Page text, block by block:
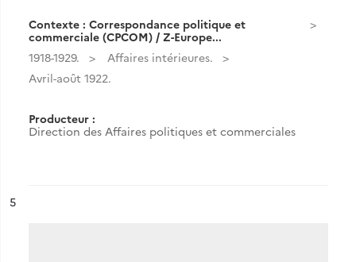
Contexte : Correspondance politique et
commerciale (CPCOM) / Z-Europe...
1918-1929.
Affaires intérieures.
Avril-août 1922.
Producteur :
Direction des Affaires politiques et commerciales
n°
5